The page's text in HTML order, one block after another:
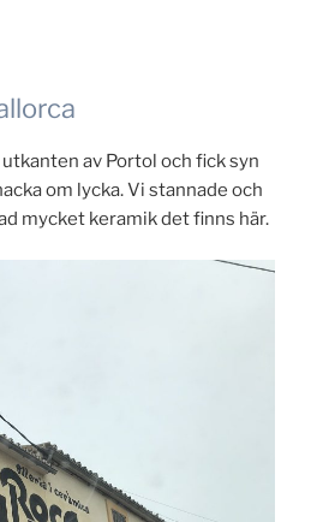
av Portol och fick syn
om lycka. Vi stannade och
mycket keramik det finns här.